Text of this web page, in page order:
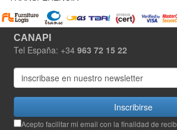
CANAPI
Tel España: +34 963 72 15 22
Inscribirse
Acepto facilitar mi email con la finalidad de